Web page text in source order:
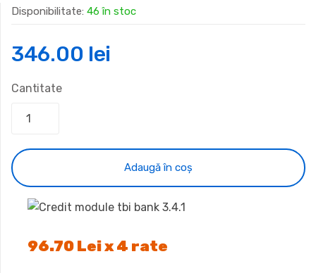
Disponibilitate: 46 în stoc
346.00 lei
Cantitate
Adaugă în coș
96.70 Lei x 4 rate